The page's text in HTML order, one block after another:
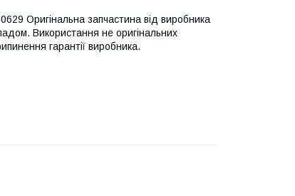
Оригінальна запчастина від виробника
Використання не оригінальних
гарантії виробника.